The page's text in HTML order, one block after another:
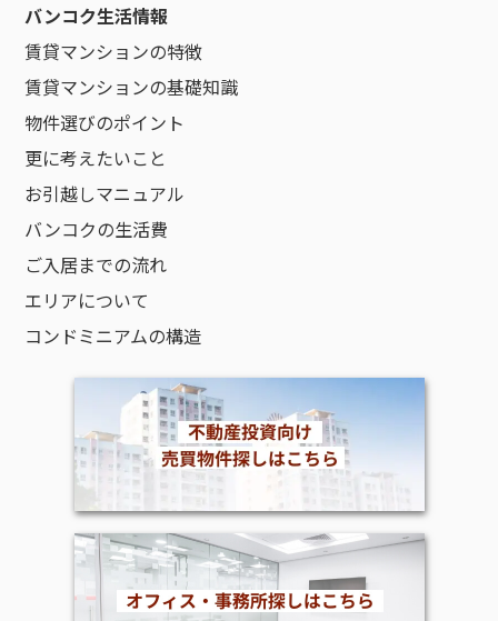
バンコク生活情報
賃貸マンションの特徴
賃貸マンションの基礎知識
物件選びのポイント
更に考えたいこと
お引越しマニュアル
バンコクの生活費
ご入居までの流れ
エリアについて
コンドミニアムの構造